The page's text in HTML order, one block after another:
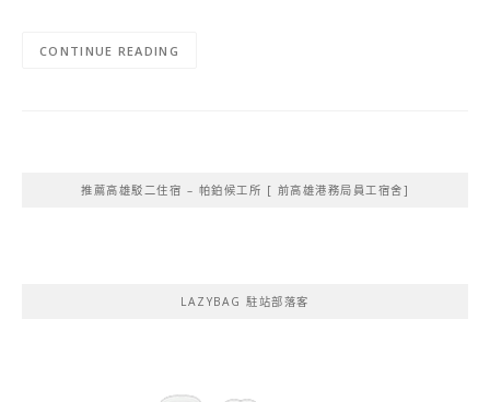
CONTINUE READING
推薦高雄駁二住宿 – 帕鉑候工所 [ 前高雄港務局員工宿舍]
LAZYBAG 駐站部落客